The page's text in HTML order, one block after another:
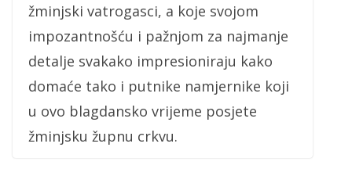
žminjski vatrogasci, a koje svojom
impozantnošću i pažnjom za najmanje
detalje svakako impresioniraju kako
domaće tako i putnike namjernike koji
u ovo blagdansko vrijeme posjete
žminjsku župnu crkvu.